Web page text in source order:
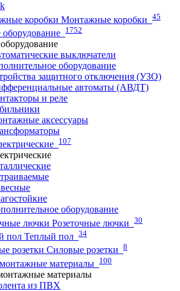
Монтажные коробки 45
1752
выключатели
оборудование
защитного отключения (УЗО)
автоматы (АВДТ)
и реле
аксессуары
107
оборудование
Розеточные лючки 30
Теплый пол 34
Силовые розетки 8
материалы 100
материалы
из ПВХ